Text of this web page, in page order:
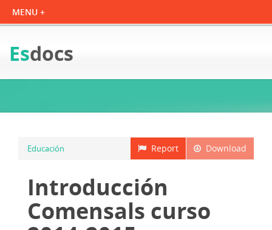
Esdocs
Download
Report
Educación
Introducción
Comensals curso